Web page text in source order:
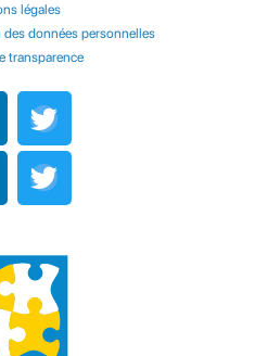
légales
données personnelles
transparence